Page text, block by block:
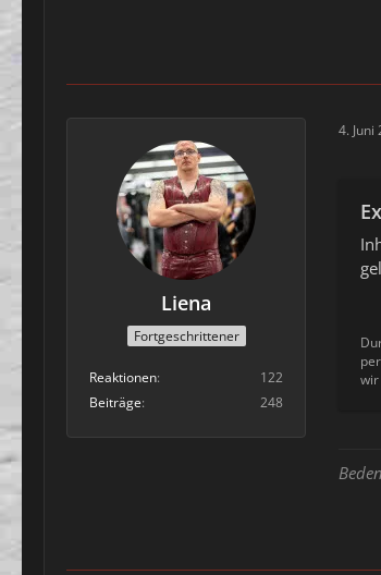
Liena
Fortgeschrittener
Reaktionen
122
Beiträge
248
4. Juni
wir